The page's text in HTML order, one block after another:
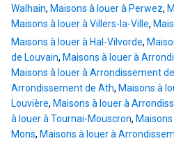
Walhain, Maisons à louer à Perwez,
Maisons à louer à Villers-la-Ville,
Maisons à louer à Hal-Vilvorde,
de Louvain, Maisons à louer à
Maisons à louer à Arrondissement
Arrondissement de Ath, Maisons à
Louvière, Maisons à louer à
à louer à Tournai-Mouscron,
Mons, Maisons à louer à